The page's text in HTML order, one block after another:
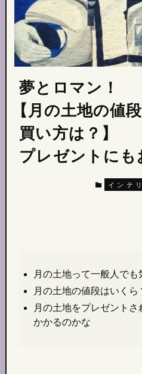
夢とロマン！
【月の土地の値
買い方は？】
プレゼントにも
インテ
月の土地って一般人でも
月の土地の値段はいくら
月の土地をプレゼント
かかるのかな